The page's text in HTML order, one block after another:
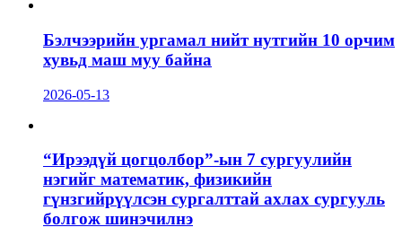
Бэлчээрийн ургамал нийт нутгийн 10 орчим
хувьд маш муу байна
2026-05-13
“Ирээдүй цогцолбор”-ын 7 сургуулийн
нэгийг математик, физикийн
гүнзгийрүүлсэн сургалттай ахлах сургууль
болгож шинэчилнэ